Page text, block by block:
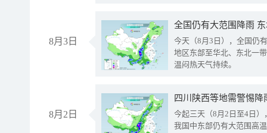
8月3日
全国仍有大范围降雨
今天（8月3日），全国仍
地区东部至华北、东北一
温闷热天气持续。
8月2日
今起三天（8月2日至4日
我国中东部仍有大范围高